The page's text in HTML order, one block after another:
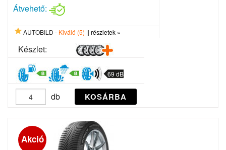
Átvehető:
AUTOBILD - Kiváló (5) || részletek »
Készlet:
69 dB
db KOSÁRBA
Akció